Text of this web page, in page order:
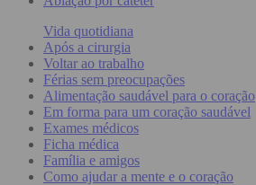
Vida quotidiana
Após a cirurgia
Voltar ao trabalho
Férias sem preocupações
Alimentação saudável para o coração
Em forma para um coração saudável
Exames médicos
Ficha médica
Família e amigos
Como ajudar a mente e o coração